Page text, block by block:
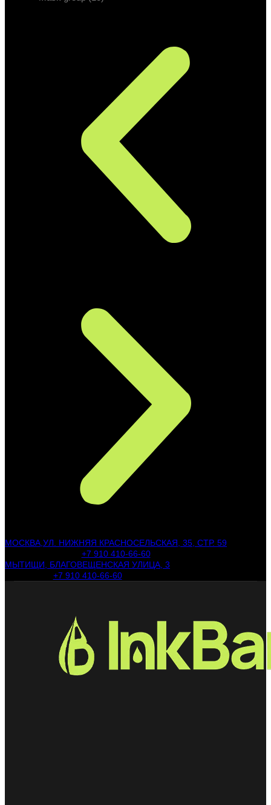
МОСКВА,УЛ. НИЖНЯЯ КРАСНОСЕЛЬСКАЯ, 35, СТР. 59
+7 910 410-66-60
МЫТИЩИ, БЛАГОВЕЩЕНСКАЯ УЛИЦА, 3
+7 910 410-66-60